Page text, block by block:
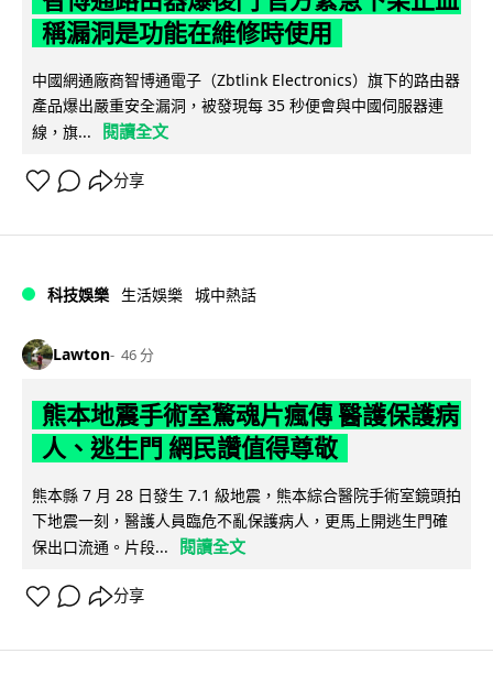
稱漏洞是功能在維修時使用
中國網通廠商智博通電子（Zbtlink Electronics）旗下的路由器
產品爆出嚴重安全漏洞，被發現每 35 秒便會與中國伺服器連
線，旗...
閱讀全文
分享
科技娛樂 生活娛樂 城中熱話
Lawton 46 分
熊本地震手術室驚魂片瘋傳 醫護保護病
人、逃生門 網民讚值得尊敬
熊本縣 7 月 28 日發生 7.1 級地震，熊本綜合醫院手術室鏡頭拍
下地震一刻，醫護人員臨危不亂保護病人，更馬上開逃生門確
保出口流通。片段...
閱讀全文
分享